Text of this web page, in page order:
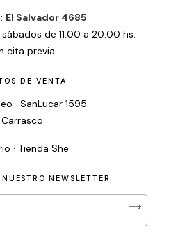
El Salvador 4685
de 11:00 a 20:00 hs.
cita previa
DE VENTA
· SanLucar 1595
Carrasco
· Tienda She
NEWSLETTER